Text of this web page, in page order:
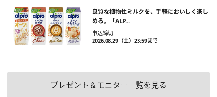
良質な植物性ミルクを、手軽においしく楽し
める。「ALP...
申込締切
2026.08.29（土）23:59まで
プレゼント＆モニター一覧を見る